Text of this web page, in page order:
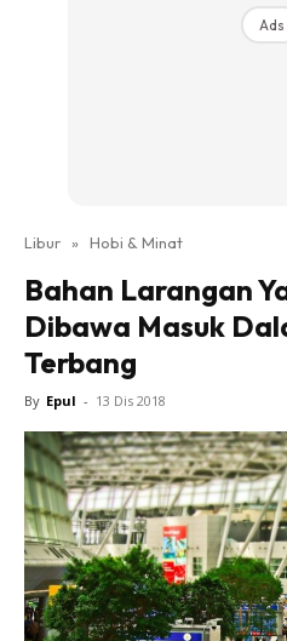
Ads
Libur » Hobi & Minat
Bahan Larangan
Dibawa Masuk
Terbang
By Epul - 13 Dis 2018